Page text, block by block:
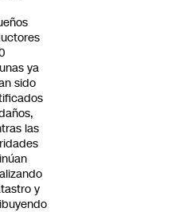
ya
sido
las
y